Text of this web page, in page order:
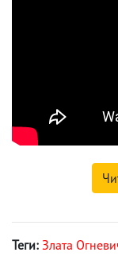
Теги: Злата